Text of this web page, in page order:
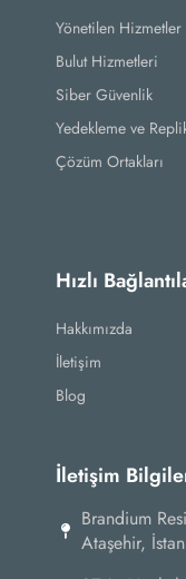
Yönetilen Hizmetler
Bulut Hizmetleri
Siber Güvenlik
Yedekleme ve
Çözüm Ortakları
Hızlı
Hakkımızda
İletişim
Blog
İletişim
Brandium
Ataşehir,